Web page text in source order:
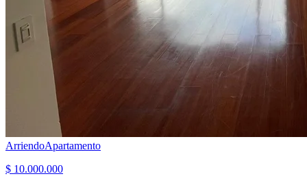
ArriendoApartamento
$ 10.000.000